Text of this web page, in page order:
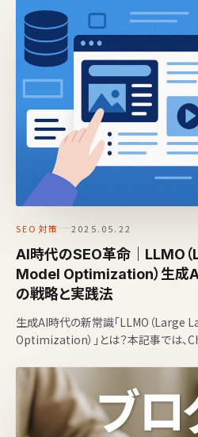
SEO対策 2025.05.22
AI時代のSEO革命｜LLMO
Model Optimization）生成
の戦略と実践法
生成AI時代の新常識「LLMO（Large
Optimization）」とは？本記事では、